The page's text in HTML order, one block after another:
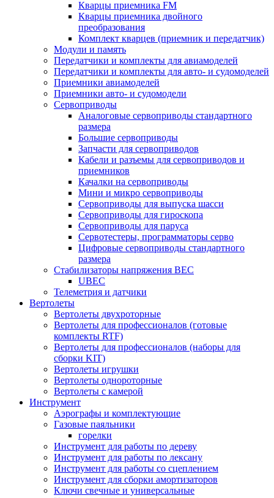
Кварцы приемника FM
Кварцы приемника двойного
преобразования
Комплект кварцев (приемник и передатчик)
Модули и память
Передатчики и комплекты для авиамоделей
Передатчики и комплекты для авто- и судомоделей
Приемники авиамоделей
Приемники авто- и судомодели
Сервоприводы
Аналоговые сервоприводы стандартного
размера
Большие сервоприводы
Запчасти для сервоприводов
Кабели и разъемы для сервоприводов и
приемников
Качалки на сервоприводы
Мини и микро сервоприводы
Сервоприводы для выпуска шасси
Сервоприводы для гироскопа
Сервоприводы для паруса
Сервотестеры, программаторы серво
Цифровые сервоприводы стандартного
размера
Стабилизаторы напряжения BEC
UBEC
Телеметрия и датчики
Вертолеты
Вертолеты двухроторные
Вертолеты для профессионалов (готовые
комплекты RTF)
Вертолеты для профессионалов (наборы для
сборки KIT)
Вертолеты игрушки
Вертолеты однороторные
Вертолеты с камерой
Инструмент
Аэрографы и комплектующие
Газовые паяльники
горелки
Инструмент для работы по дереву
Инструмент для работы по лексану
Инструмент для работы со сцеплением
Инструмент для сборки амортизаторов
Ключи свечные и универсальные